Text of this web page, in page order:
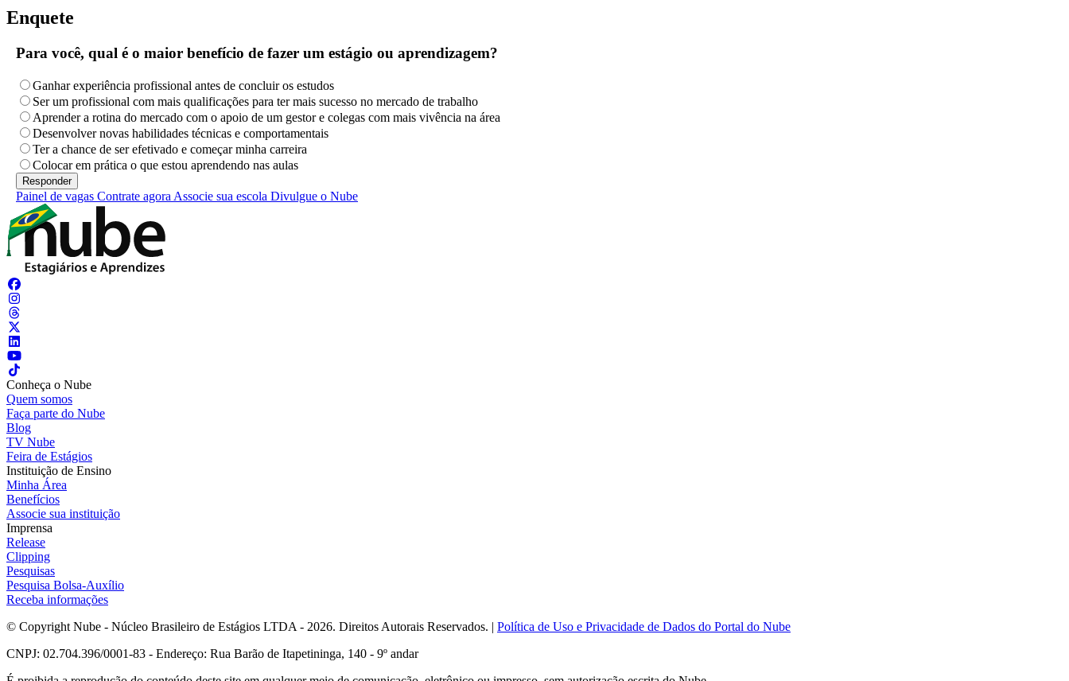
Enquete
Para você, qual é o maior benefício de fazer um estágio ou aprendizagem?
Ganhar experiência profissional antes de concluir os estudos
Ser um profissional com mais qualificações para ter mais sucesso no mercado de trabalho
Aprender a rotina do mercado com o apoio de um gestor e colegas com mais vivência na área
Desenvolver novas habilidades técnicas e comportamentais
Ter a chance de ser efetivado e começar minha carreira
Colocar em prática o que estou aprendendo nas aulas
Painel de vagas Contrate agora Associe sua escola Divulgue o Nube
Conheça o Nube
Quem somos
Faça parte do Nube
Blog
TV Nube
Feira de Estágios
Instituição de Ensino
Minha Área
Benefícios
Associe sua instituição
Imprensa
Release
Clipping
Pesquisas
Pesquisa Bolsa-Auxílio
Receba informações
© Copyright Nube - Núcleo Brasileiro de Estágios LTDA - 2026. Direitos Autorais Reservados. | Política de Uso e Privacidade de Dados do Portal do Nube
CNPJ: 02.704.396/0001-83 - Endereço: Rua Barão de Itapetininga, 140 - 9º andar